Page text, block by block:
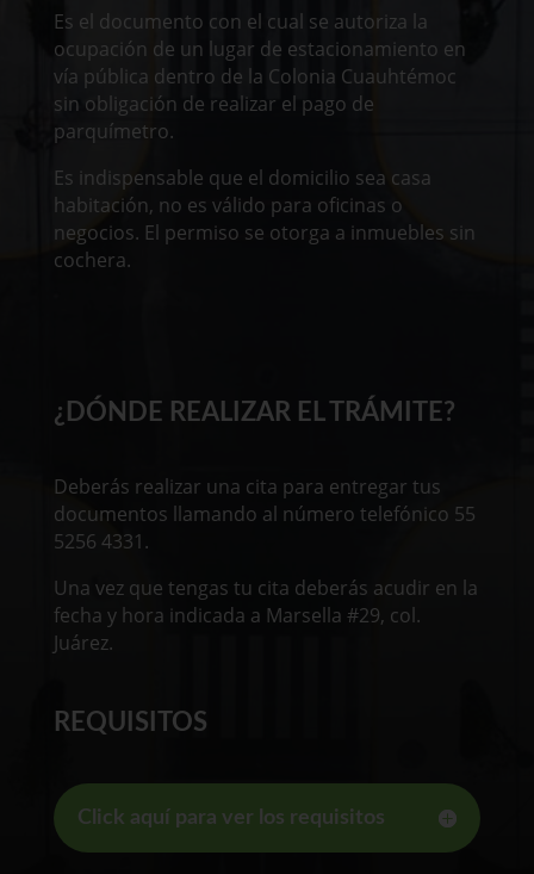
Es el documento con el cual se autoriza la
ocupación de un lugar de estacionamiento en
vía pública dentro de la Colonia Cuauhtémoc
sin obligación de realizar el pago de
parquímetro.
Es indispensable que el domicilio sea casa
habitación, no es válido para oficinas o
negocios. El permiso se otorga a inmuebles sin
cochera.
¿DÓNDE REALIZAR EL TRÁMITE?
Deberás realizar una cita para entregar tus
documentos llamando al número telefónico 55
5256 4331.
Una vez que tengas tu cita deberás acudir en la
fecha y hora indicada a Marsella #29, col.
Juárez.
REQUISITOS
Click aquí para ver los requisitos